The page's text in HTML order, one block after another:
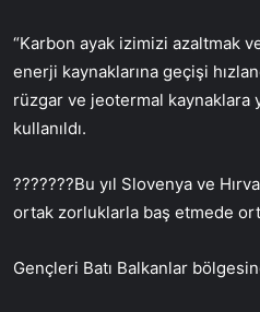
“Karbon ayak izimizi azaltmak
enerji kaynaklarına geçişi
rüzgar ve jeotermal kaynaklara
kullanıldı.
???????Bu yıl Slovenya ve
ortak zorluklarla baş etmede
Gençleri Batı Balkanlar